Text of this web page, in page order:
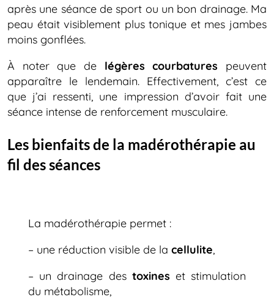
après une séance de sport ou un bon drainage. Ma
peau était visiblement plus tonique et mes jambes
moins gonflées.
À noter que de légères courbatures peuvent
apparaître le lendemain. Effectivement, c’est ce
que j’ai ressenti, une impression d’avoir fait une
séance intense de renforcement musculaire.
Les bienfaits de la madérothérapie au
fil des séances
La madérothérapie permet :
– une réduction visible de la cellulite,
– un drainage des toxines et stimulation
du métabolisme,